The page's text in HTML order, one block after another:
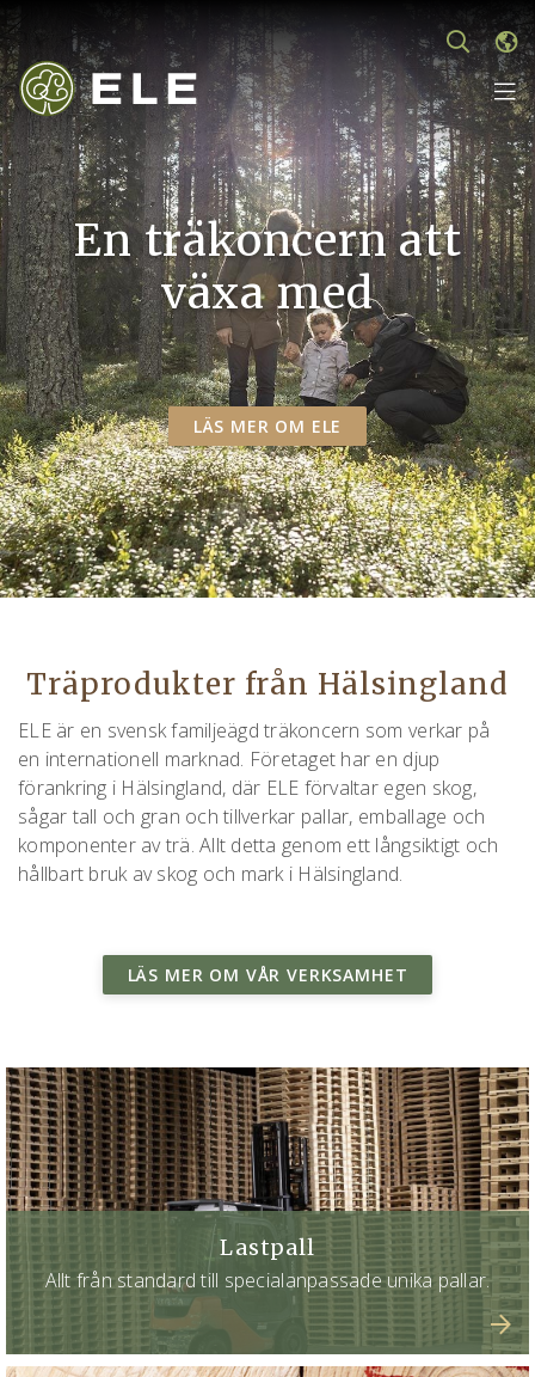
En träkoncern att
växa med
LÄS MER OM ELE
Träprodukter från Hälsingland
ELE är en svensk familjeägd träkoncern som verkar på
en internationell marknad. Företaget har en djup
förankring i Hälsingland, där ELE förvaltar egen skog,
sågar tall och gran och tillverkar pallar, emballage och
komponenter av trä. Allt detta genom ett långsiktigt och
hållbart bruk av skog och mark i Hälsingland.
LÄS MER OM VÅR VERKSAMHET
Lastpall
Allt från standard till specialanpassade unika pallar.